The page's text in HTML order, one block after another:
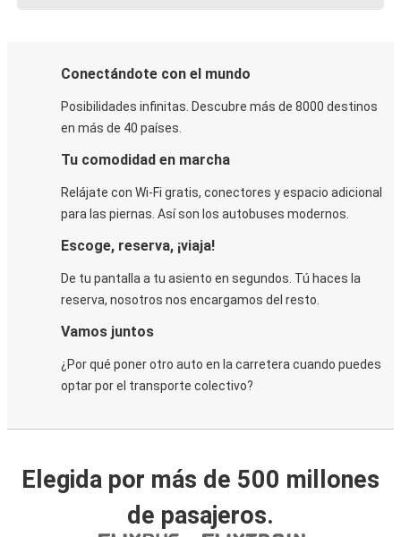
Conectándote con el mundo
Posibilidades infinitas. Descubre más de 8000 destinos
en más de 40 países.
Tu comodidad en marcha
Relájate con Wi-Fi gratis, conectores y espacio adicional
para las piernas. Así son los autobuses modernos.
Escoge, reserva, ¡viaja!
De tu pantalla a tu asiento en segundos. Tú haces la
reserva, nosotros nos encargamos del resto.
Vamos juntos
¿Por qué poner otro auto en la carretera cuando puedes
optar por el transporte colectivo?
Elegida por más de 500 millones
de pasajeros.